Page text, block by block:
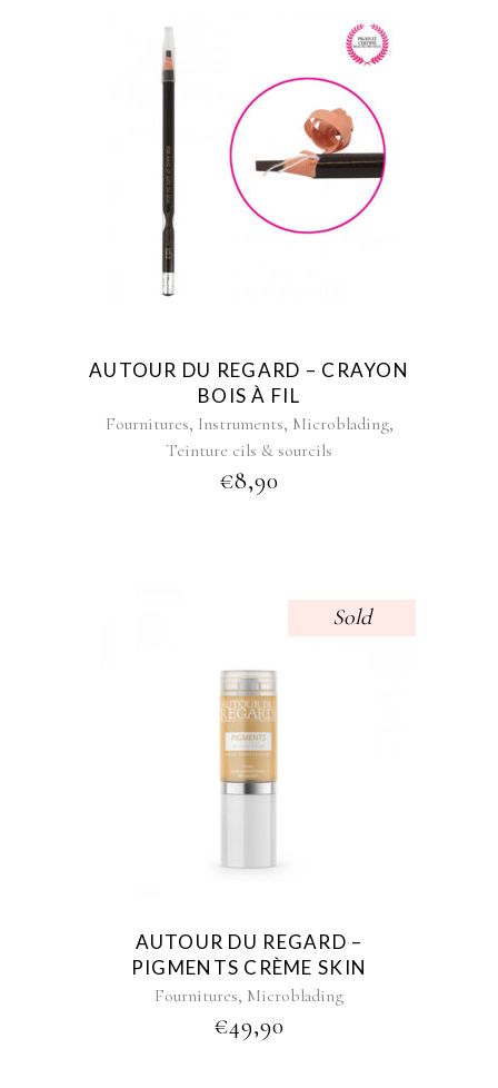
AUTOUR DU REGARD – CRAYON
BOIS À FIL
Fournitures, Instruments, Microblading,
Teinture cils & sourcils
€8,90
Sold
AUTOUR DU REGARD –
PIGMENTS CRÈME SKIN
Fournitures, Microblading
€49,90